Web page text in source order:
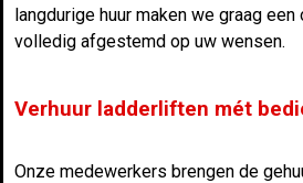
langdurige huur maken we graag
volledig afgestemd op uw wensen.
Verhuur ladderliften mét
Onze medewerkers brengen de